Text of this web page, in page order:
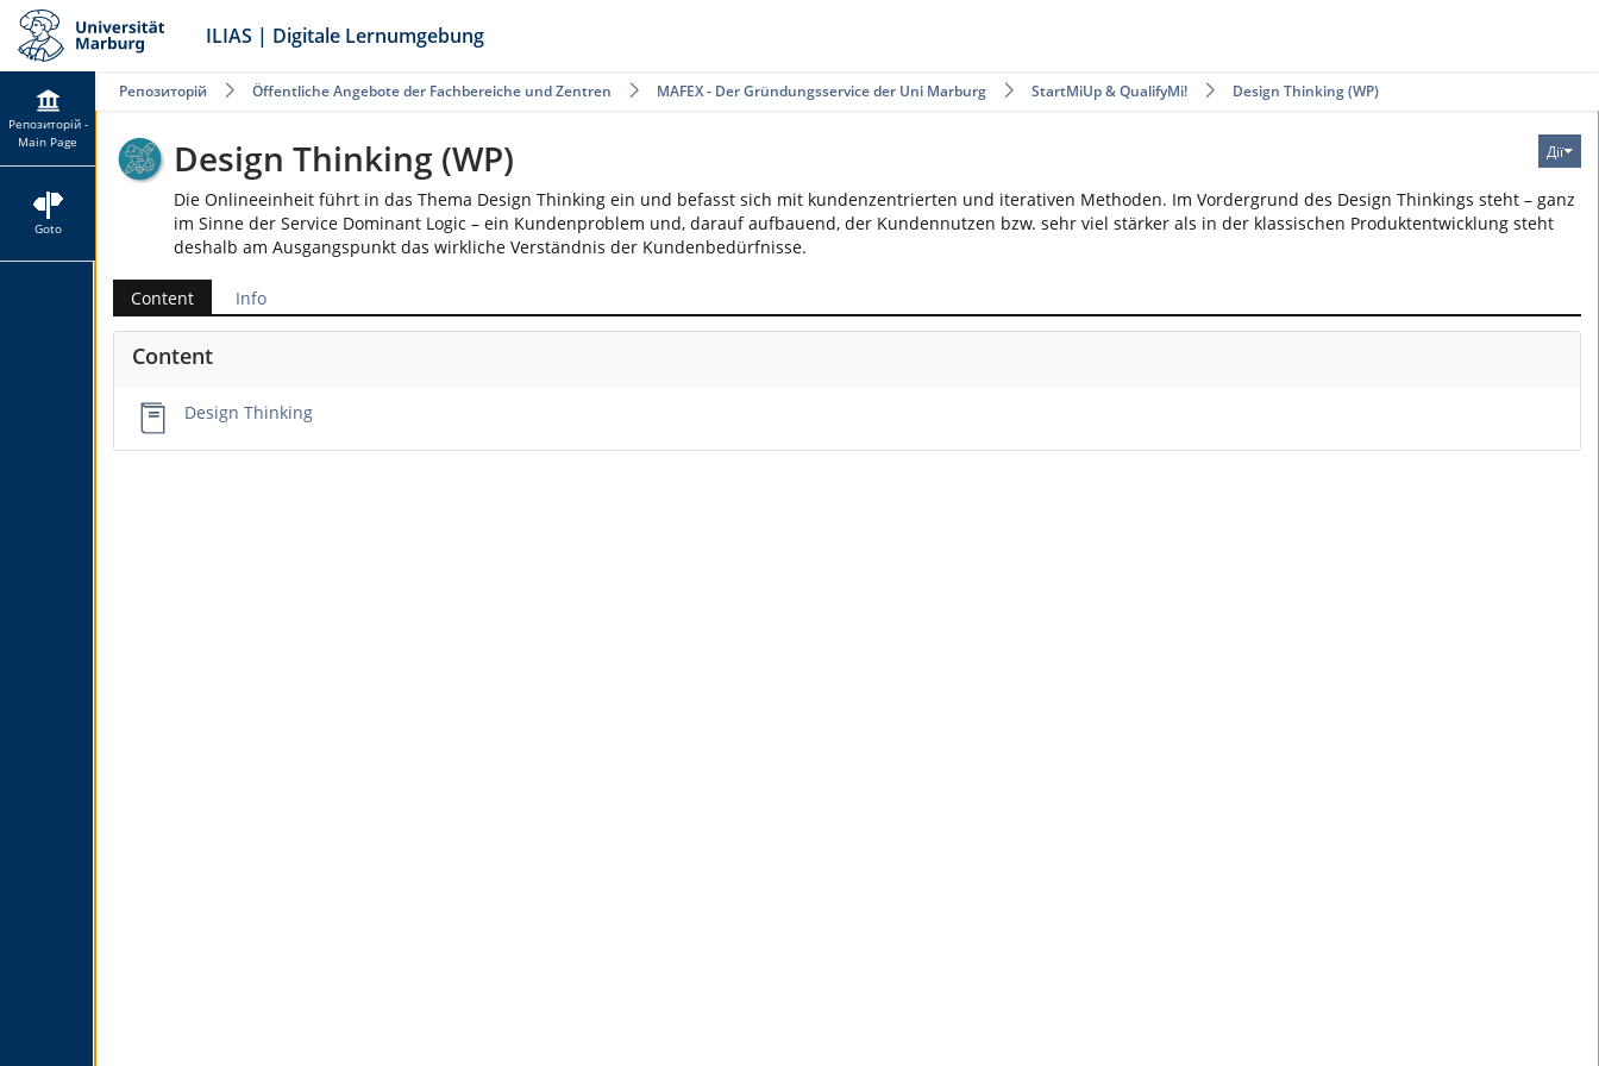
ILIAS | Digitale Lernumgebung
Репозиторій -
Main Page
Goto
Репозиторій Öffentliche Angebote der Fachbereiche und Zentren MAFEX - Der Gründungsservice der Uni Marburg StartMiUp & QualifyMi! Design Thinking (WP)
Дії
Design Thinking (WP)
Die Onlineeinheit führt in das Thema Design Thinking ein und befasst sich mit kundenzentrierten und iterativen Methoden. Im Vordergrund des Design Thinkings steht – ganz
im Sinne der Service Dominant Logic – ein Kundenproblem und, darauf aufbauend, der Kundennutzen bzw. sehr viel stärker als in der klassischen Produktentwicklung steht
deshalb am Ausgangspunkt das wirkliche Verständnis der Kundenbedürfnisse.
Content Info
Content
Design Thinking